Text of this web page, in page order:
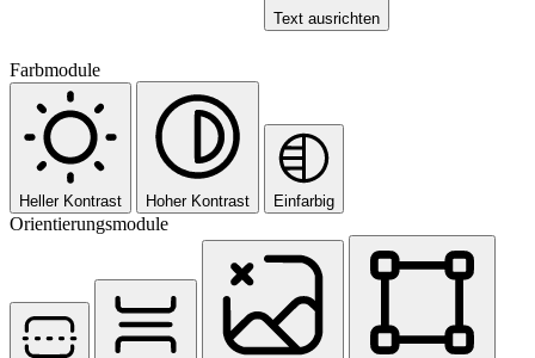
Text ausrichten
Farbmodule
Heller Kontrast Hoher Kontrast Einfarbig
Orientierungsmodule